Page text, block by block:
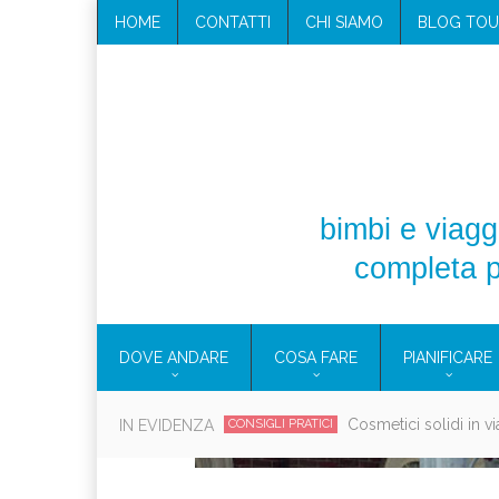
HOME CONTATTI CHI SIAMO BLOG
bimbi e
completa
DOVE ANDARE COSA FARE PIANIFICARE
IN EVIDENZA EOLIE Viaggi per donne 2026: vieni